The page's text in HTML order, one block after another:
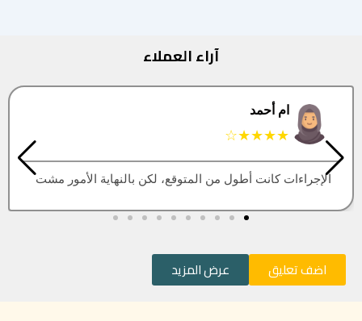
آراء العملاء
البتول
★★★★★
العقار اللي كنت أبيه طلع مباع، أتمنى التحديث يكون أسرع
اضف تعليق عرض المزيد